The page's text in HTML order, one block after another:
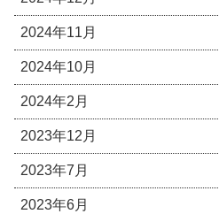
2024年11月
2024年10月
2024年2月
2023年12月
2023年7月
2023年6月